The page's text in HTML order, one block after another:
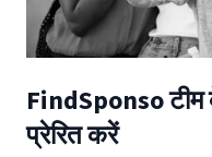
FindSponso
प्रेरित करें